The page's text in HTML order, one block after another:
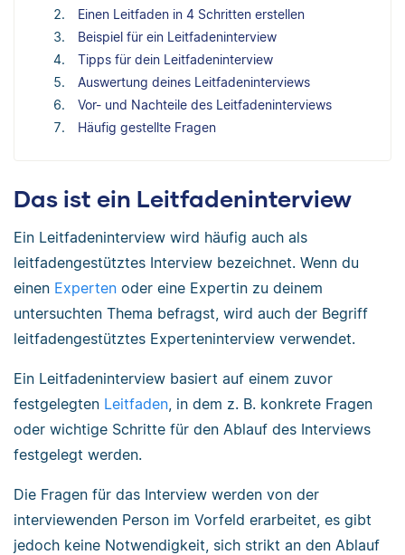
Einen Leitfaden in 4 Schritten erstellen
Beispiel für ein Leitfadeninterview
Tipps für dein Leitfadeninterview
Auswertung deines Leitfadeninterviews
Vor- und Nachteile des Leitfadeninterviews
Häufig gestellte Fragen
Das ist ein Leitfadeninterview
Ein Leitfadeninterview wird häufig auch als
leitfadengestütztes Interview bezeichnet. Wenn du
einen Experten oder eine Expertin zu deinem
untersuchten Thema befragst, wird auch der Begriff
leitfadengestütztes Experteninterview verwendet.
Ein Leitfadeninterview basiert auf einem zuvor
festgelegten Leitfaden , in dem z. B. konkrete Fragen
oder wichtige Schritte für den Ablauf des Interviews
festgelegt werden.
Die Fragen für das Interview werden von der
interviewenden Person im Vorfeld erarbeitet, es gibt
jedoch keine Notwendigkeit, sich strikt an den Ablauf